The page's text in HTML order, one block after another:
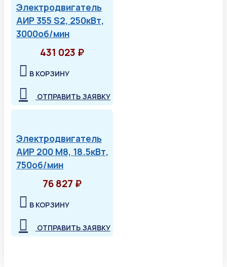
Электродвигатель
АИР 355 S2, 250кВт,
3000об/мин
431 023 ₽
В КОРЗИНУ
ОТПРАВИТЬ ЗАЯВКУ
Электродвигатель
АИР 200 М8, 18.5кВт,
750об/мин
76 827 ₽
В КОРЗИНУ
ОТПРАВИТЬ ЗАЯВКУ